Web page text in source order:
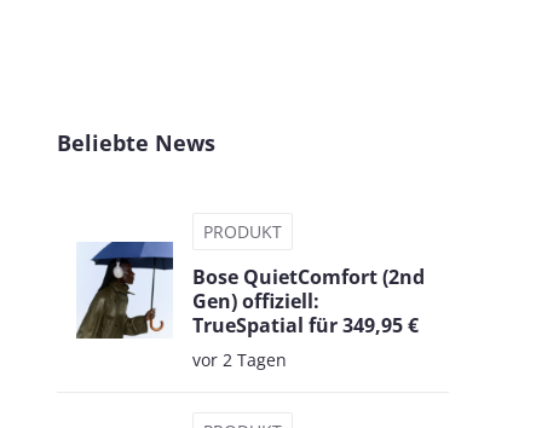
Beliebte News
PRODUKT
Bose QuietComfort (2nd
Gen) offiziell:
TrueSpatial für 349,95 €
vor 2 Tagen